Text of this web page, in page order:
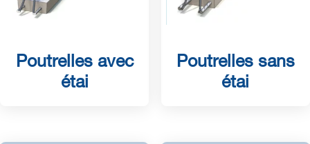
Poutrelles avec
étai
Poutrelles sans
étai